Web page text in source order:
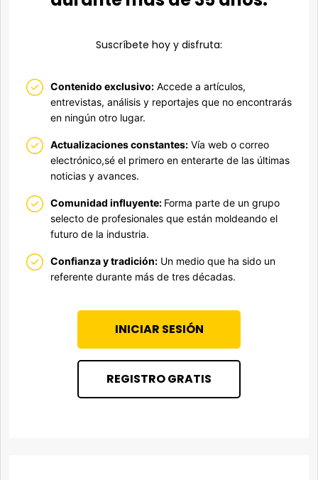
Suscríbete hoy y disfruta:
Contenido exclusivo: Accede a artículos,
entrevistas, análisis y reportajes que no encontrarás
en ningún otro lugar.
Actualizaciones constantes: Vía web o correo
electrónico,sé el primero en enterarte de las últimas
noticias y avances.
Comunidad influyente: Forma parte de un grupo
selecto de profesionales que están moldeando el
futuro de la industria.
Confianza y tradición: Un medio que ha sido un
referente durante más de tres décadas.
INICIAR SESIÓN
REGISTRO GRATIS